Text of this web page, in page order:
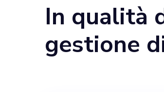
In qualità
gestione